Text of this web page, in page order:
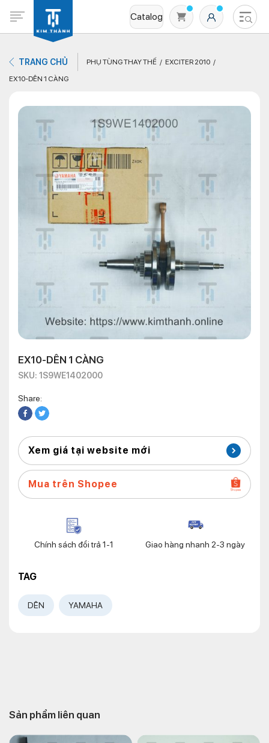
Catalog
Không có sản phẩm nào trong giỏ hàng
TRANG CHỦ PHỤ TÙNG THAY THẾ
EXCITER 2010
EX10-DÊN 1 CÀNG
EX10-DÊN 1 CÀNG
SKU: 1S9WE1402000
Share:
Xem giá tại website mới
Mua trên Shopee
Chính sách đổi trả 1-1 Giao hàng nhanh 2-3 ngày
TAG
DÊN YAMAHA
Sản phẩm liên quan